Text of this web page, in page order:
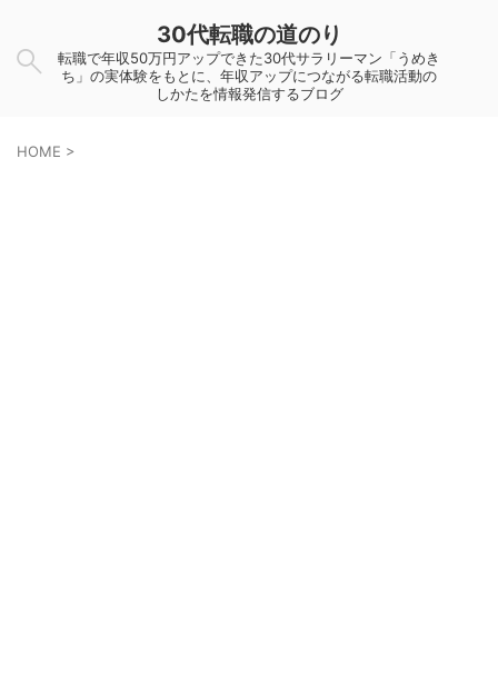
30代転職の道のり
転職で年収50万円アップできた30代サラリーマン「うめき
ち」の実体験をもとに、年収アップにつながる転職活動の
しかたを情報発信するブログ
HOME >